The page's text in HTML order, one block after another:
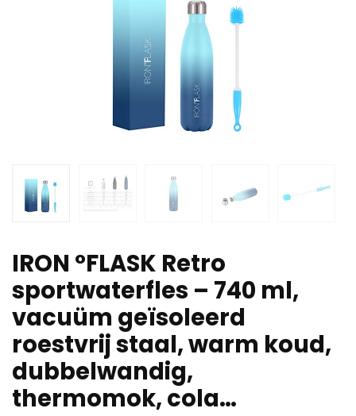
IRON °FLASK Retro
sportwaterfles – 740 ml,
vacuüm geïsoleerd
roestvrij staal, warm koud,
dubbelwandig,
thermomok, cola…